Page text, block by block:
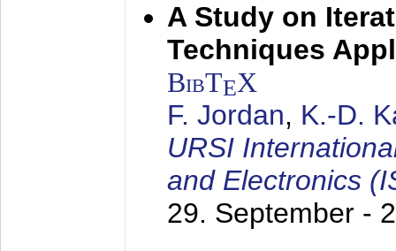
A Study on
Techniques
BibTEX
F. Jordan, K.-D.
URSI
and Electronics
29. September -